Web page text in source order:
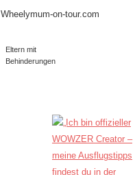
Wheelymum-on-tour.com
Eltern mit
Behinderungen